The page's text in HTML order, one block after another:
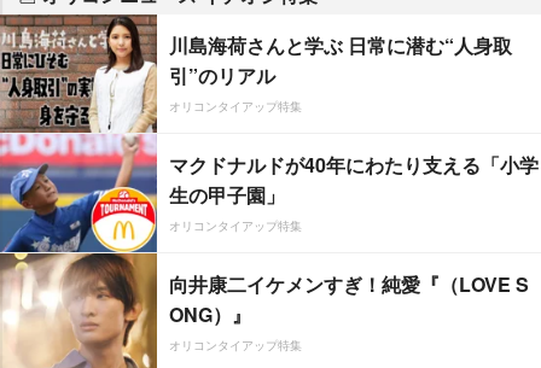
川島海荷さんと学ぶ 日常に潜む“人身取
引”のリアル
オリコンタイアップ特集
マクドナルドが40年にわたり支える「小学
生の甲子園」
オリコンタイアップ特集
向井康二イケメンすぎ！純愛『（LOVE S
ONG）』
オリコンタイアップ特集